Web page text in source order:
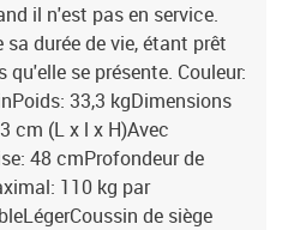
il n'est pas en service.
durée de vie, étant prêt
se présente. Couleur:
33,3 kgDimensions
cm (L x l x H)Avec
48 cmProfondeur de
110 kg par
de siège